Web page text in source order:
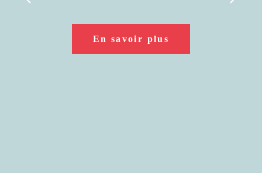
En savoir plus